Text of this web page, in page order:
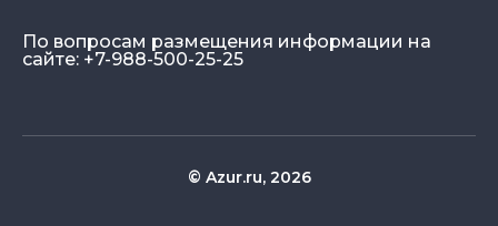
По вопросам размещения информации на
сайте: +7-988-500-25-25
© Azur.ru, 2026